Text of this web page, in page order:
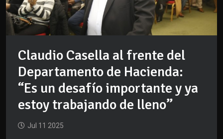
Claudio Casella al frente del
Departamento de Hacienda:
“Es un desafío importante y ya
estoy trabajando de lleno”
Jul 11 2025